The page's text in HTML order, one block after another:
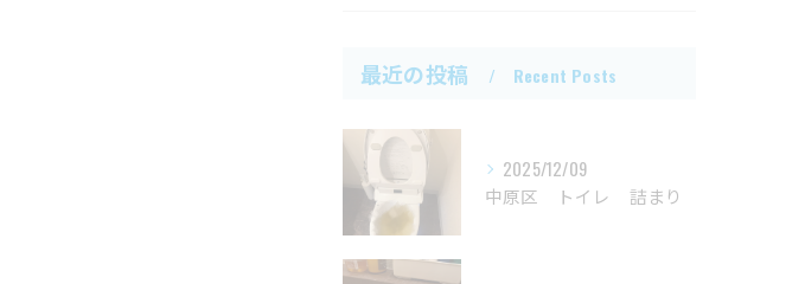
最近の投稿 Recent Posts
2025/12/09
中原区 トイレ 詰まり